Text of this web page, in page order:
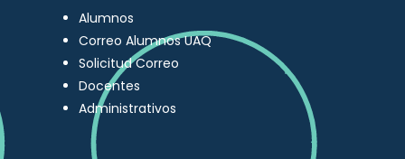
Alumnos
Correo Alumnos UAQ
Solicitud Correo
Docentes
Administrativos